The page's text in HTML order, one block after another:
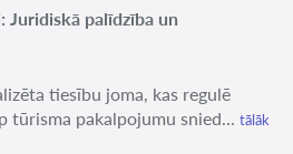
Juridiskā palīdzība un
tiesību joma, kas regulē
tūrisma pakalpojumu snied... tālāk